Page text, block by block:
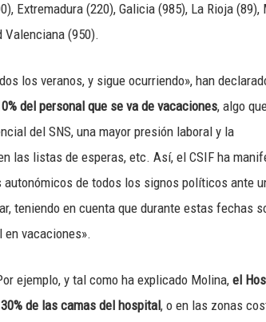
Extremadura (220), Galicia (985), La Rioja (89),
Valenciana (950).
los veranos, y sigue ocurriendo», han
del personal que se va de vacaciones, algo
del SNS, una mayor presión laboral y la
las listas de esperas, etc. Así, el CSIF ha
de todos los signos políticos ante
teniendo en cuenta que durante estas fechas
en vacaciones».
ejemplo, y tal como ha explicado Molina, el
de las camas del hospital, o en las zonas